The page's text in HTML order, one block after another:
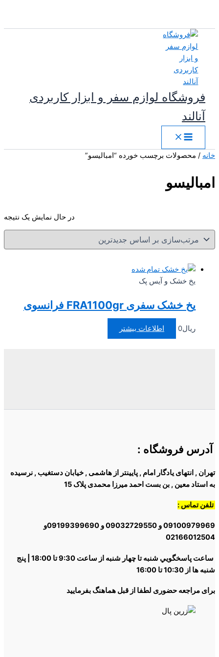
فروشگاه لوازم سفر و ابزار کاربردی
آنالند
خانه / محصولات برچسب خورده “امبالیسو”
امبالیسو
در حال نمایش یک نتیجه
تمام شده
یخ خشک و آیس پک
یخ خشک سفری FRA1100gr فرانسوی
ریال0 اطلاعات بیشتر
آدرس فروشگاه :
تهران , انتهای یادگار امام , پایینتر از هاشمی , خیابان دستغیب , نرسیده
به استاد معین , بن بست احمد میرزا محمدی پلاک 15
تلفن تماس :
09100979969 و 09032729550 و 09199399690و
02166012504
ساعت پاسخگويي شنبه تا چهار شنبه از ساعت 9:30 تا 18:00 | پنج
شنبه ها از 10:30 تا 16:00
برای مراجعه حضوری لطفا از قبل هماهنگ بفرمایید